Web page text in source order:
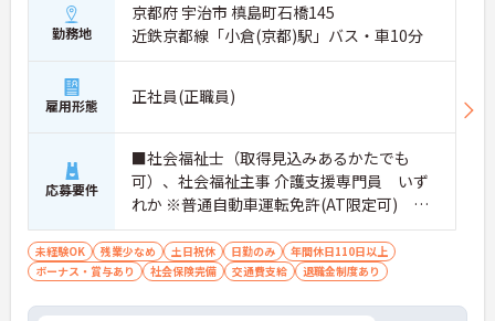
勤務地
京都府 宇治市 槙島町石橋145
近鉄京都線「小倉(京都)駅」バス・車10分
雇用形態 正社員(正職員)
応募要件
■社会福祉士（取得見込みあるかたでも
可）、社会福祉主事 介護支援専門員 いず
れか ※普通自動車運転免許(AT限定可) 尚
可
未経験OK 残業少なめ 土日祝休 日勤のみ
年間休日110日以上
ボーナス・賞与あり
社会保険完備 交通費支給 退職金制度あり